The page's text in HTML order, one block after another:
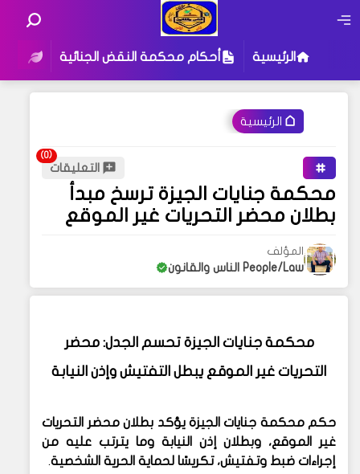
الرئيسية أحكام محكمة النقض الجنائية
الرئيسية
التعليقات
محكمة جنايات الجيزة ترسخ مبدأ
بطلان محضر التحريات غير الموقع
المؤلف
People/Law الناس والقانون
محكمة جنايات الجيزة تحسم الجدل: محضر
التحريات غير الموقع يبطل التفتيش وإذن النيابة
حكم محكمة جنايات الجيزة يؤكد بطلان محضر التحريات
غير الموقع، وبطلان إذن النيابة وما يترتب عليه من
إجراءات ضبط وتفتيش، تكريسًا لحماية الحرية الشخصية.